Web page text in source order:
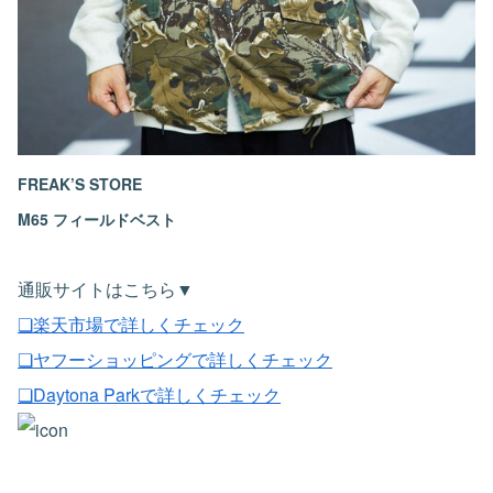
FREAK’S STORE
M65 フィールドベスト
通販サイトはこちら▼
❏楽天市場で詳しくチェック
❏ヤフーショッピングで詳しくチェック
❏Daytona Parkで詳しくチェック